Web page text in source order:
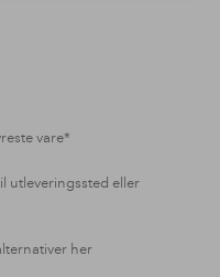
vare*
utleveringssted eller
her